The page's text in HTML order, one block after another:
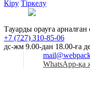
Кіру Тіркелу
Тауарды орауға арналған
+7 (727) 310-85-06
дс-жм 9.00-дан 18.00-ға
WhatsApp-қа